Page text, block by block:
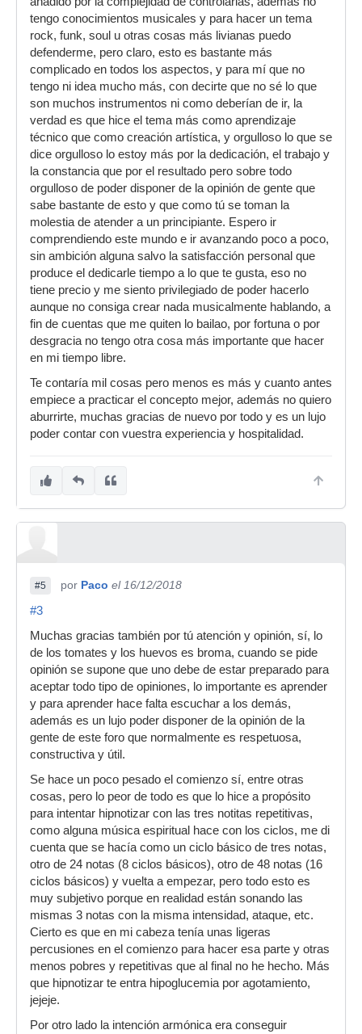
tengo conocimientos musicales y para hacer un tema
rock, funk, soul u otras cosas más livianas puedo
defenderme, pero claro, esto es bastante más
complicado en todos los aspectos, y para mí que no
tengo ni idea mucho más, con decirte que no sé lo que
son muchos instrumentos ni como deberían de ir, la
verdad es que hice el tema más como aprendizaje
técnico que como creación artística, y orgulloso lo que se
dice orgulloso lo estoy más por la dedicación, el trabajo y
la constancia que por el resultado pero sobre todo
orgulloso de poder disponer de la opinión de gente que
sabe bastante de esto y que como tú se toman la
molestia de atender a un principiante. Espero ir
comprendiendo este mundo e ir avanzando poco a poco,
sin ambición alguna salvo la satisfacción personal que
produce el dedicarle tiempo a lo que te gusta, eso no
tiene precio y me siento privilegiado de poder hacerlo
aunque no consiga crear nada musicalmente hablando, a
fin de cuentas que me quiten lo bailao, por fortuna o por
desgracia no tengo otra cosa más importante que hacer
en mi tiempo libre.
Te contaría mil cosas pero menos es más y cuanto antes
empiece a practicar el concepto mejor, además no quiero
aburrirte, muchas gracias de nuevo por todo y es un lujo
poder contar con vuestra experiencia y hospitalidad.
#5 por Paco el 16/12/2018
#3
Muchas gracias también por tú atención y opinión, sí, lo
de los tomates y los huevos es broma, cuando se pide
opinión se supone que uno debe de estar preparado para
aceptar todo tipo de opiniones, lo importante es aprender
y para aprender hace falta escuchar a los demás,
además es un lujo poder disponer de la opinión de la
gente de este foro que normalmente es respetuosa,
constructiva y útil.
Se hace un poco pesado el comienzo sí, entre otras
cosas, pero lo peor de todo es que lo hice a propósito
para intentar hipnotizar con las tres notitas repetitivas,
como alguna música espiritual hace con los ciclos, me di
cuenta que se hacía como un ciclo básico de tres notas,
otro de 24 notas (8 ciclos básicos), otro de 48 notas (16
ciclos básicos) y vuelta a empezar, pero todo esto es
muy subjetivo porque en realidad están sonando las
mismas 3 notas con la misma intensidad, ataque, etc.
Cierto es que en mi cabeza tenía unas ligeras
percusiones en el comienzo para hacer esa parte y otras
menos pobres y repetitivas que al final no he hecho. Más
que hipnotizar te entra hipoglucemia por agotamiento,
jejeje.
Por otro lado la intención armónica era conseguir